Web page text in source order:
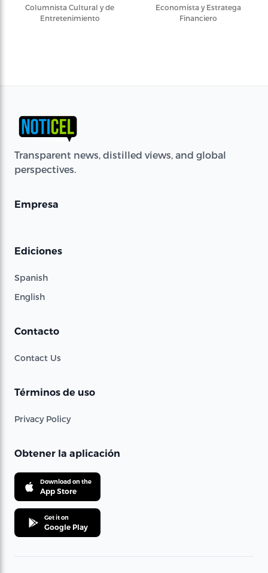
Columnista Cultural y de
Entretenimiento
Economista y Estratega
Financiero
Transparent news, distilled views, and global
perspectives.
Empresa
Ediciones
Spanish
English
Contacto
Contact Us
Términos de uso
Privacy Policy
Obtener la aplicación
Download on the
App Store
Get it on
Google Play